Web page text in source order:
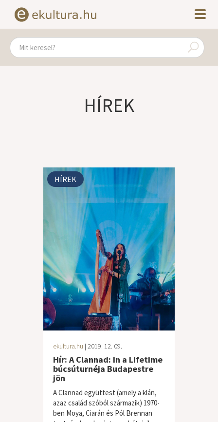
HÍREK
HÍREK
ekultura.hu | 2019. 12. 09.
Hír: A Clannad: In a Lifetime
búcsúturnéja Budapestre
jön
A Clannad együttest (amely a klán,
azaz család szóból származik) 1970-
ben Moya, Ciarán és Pól Brennan